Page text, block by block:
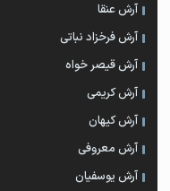
آرش عنقا
آرش فرخزاد نباتی
آرش قیصر خواه
آرش کریمی
آرش کیهان
آرش معروفی
آرش یوسفیان